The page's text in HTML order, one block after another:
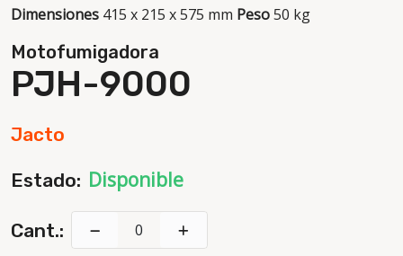
Dimensiones 415 x 215 x 575 mm Peso50 kg
Motofumigadora
PJH-9000
Jacto
Estado: Disponible
Cant.: